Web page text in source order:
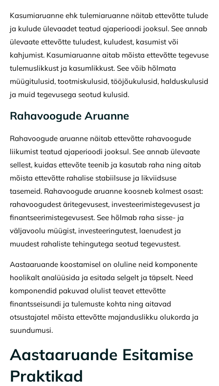
Kasumiaruanne ehk tulemiaruanne näitab ettevõtte tulude
ja kulude ülevaadet teatud ajaperioodi jooksul. See annab
ülevaate ettevõtte tuludest, kuludest, kasumist või
kahjumist. Kasumiaruanne aitab mõista ettevõtte tegevuse
tulemuslikkust ja kasumlikkust. See võib hõlmata
müügitulusid, tootmiskulusid, tööjõukulusid, halduskulusid
ja muid tegevusega seotud kulusid.
Rahavoogude Aruanne
Rahavoogude aruanne näitab ettevõtte rahavoogude
liikumist teatud ajaperioodi jooksul. See annab ülevaate
sellest, kuidas ettevõte teenib ja kasutab raha ning aitab
mõista ettevõtte rahalise stabiilsuse ja likviidsuse
tasemeid. Rahavoogude aruanne koosneb kolmest osast:
rahavoogudest äritegevusest, investeerimistegevusest ja
finantseerimistegevusest. See hõlmab raha sisse- ja
väljavoolu müügist, investeeringutest, laenudest ja
muudest rahaliste tehingutega seotud tegevustest.
Aastaaruande koostamisel on oluline neid komponente
hoolikalt analüüsida ja esitada selgelt ja täpselt. Need
komponendid pakuvad olulist teavet ettevõtte
finantsseisundi ja tulemuste kohta ning aitavad
otsustajatel mõista ettevõtte majanduslikku olukorda ja
suundumusi.
Aastaaruande Esitamise
Praktikad